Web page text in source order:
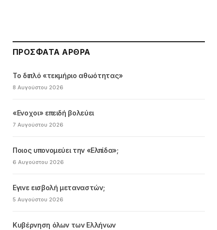
ΠΡΌΣΦΑΤΑ ΆΡΘΡΑ
Το διπλό «τεκμήριο αθωότητας»
8 Αυγούστου 2026
«Ενοχοι» επειδή βολεύει
7 Αυγούστου 2026
Ποιος υπονομεύει την «Ελπίδα»;
6 Αυγούστου 2026
Εγινε εισβολή μεταναστών;
5 Αυγούστου 2026
Κυβέρνηση όλων των Ελλήνων